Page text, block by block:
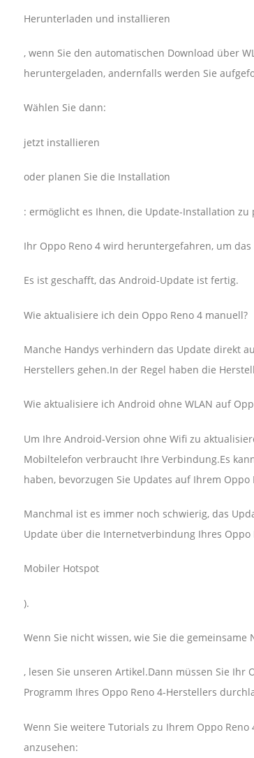
Herunterladen und installieren
, wenn Sie den automatischen Download über
heruntergeladen, andernfalls werden Sie
Wählen Sie dann:
jetzt installieren
oder planen Sie die Installation
: ermöglicht es Ihnen, die Update-Installation
Ihr Oppo Reno 4 wird heruntergefahren, um
Es ist geschafft, das Android-Update ist fertig.
Wie aktualisiere ich dein Oppo Reno 4 manuell?
Manche Handys verhindern das Update direkt
Herstellers gehen.In der Regel haben die
Wie aktualisiere ich Android ohne WLAN auf
Um Ihre Android-Version ohne Wifi zu
Mobiltelefon verbraucht Ihre Verbindung.Es
haben, bevorzugen Sie Updates auf Ihrem
Manchmal ist es immer noch schwierig, das
Update über die Internetverbindung Ihres
Mobiler Hotspot
).
Wenn Sie nicht wissen, wie Sie die
, lesen Sie unseren Artikel.Dann müssen Sie Ihr
Programm Ihres Oppo Reno 4-Herstellers
Wenn Sie weitere Tutorials zu Ihrem Oppo
anzusehen: